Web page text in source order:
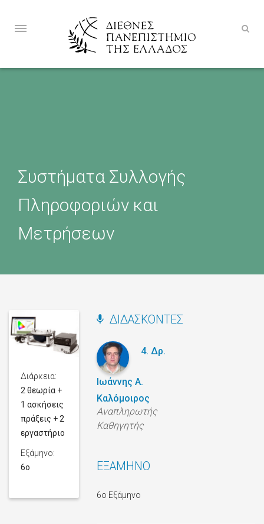
Συστήματα Συλλογής
Πληροφοριών και
Μετρήσεων
Διάρκεια:
2 θεωρία +
1 ασκήσεις
πράξεις + 2
εργαστήριο
Εξάμηνο:
6o
ΔΙΔΆΣΚΟΝΤΕΣ
4. Δρ.
Ιωάννης Α.
Καλόμοιρος
Αναπληρωτής
Καθηγητής
ΕΞΆΜΗΝΟ
6ο Εξάμηνο